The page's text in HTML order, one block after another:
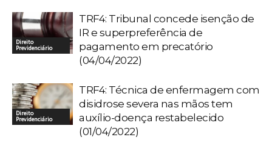
Direito
Previdenciário
TRF4: Tribunal concede isenção de
IR e superpreferência de
pagamento em precatório
(04/04/2022)
Direito
Previdenciário
TRF4: Técnica de enfermagem com
disidrose severa nas mãos tem
auxílio-doença restabelecido
(01/04/2022)